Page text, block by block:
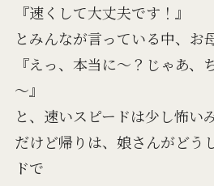
『速くして大丈夫です！』
とみんなが言っている中、お
『えっ、本当に～？じゃあ、
～』
と、速いスピードは少し怖い
だけど帰りは、娘さんがどう
ドで